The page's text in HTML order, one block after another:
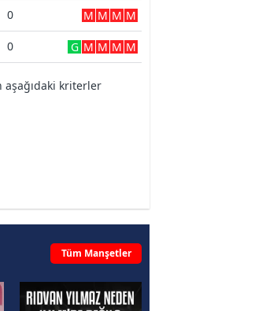
0 M M M M
0 G M M M M
aşağıdaki kriterler
Tüm Manşetler